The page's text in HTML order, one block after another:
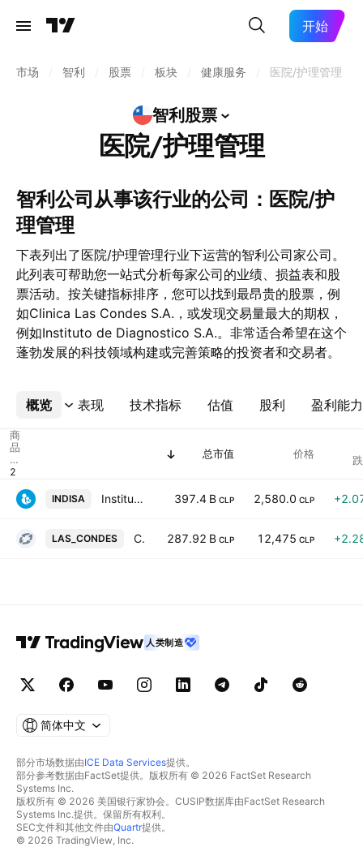
开始
市场 智利 股票 板块 健康服务 医院/护理管理
智利股票
医院/护理管理
智利公司从事该行业的公司：医院/护
理管理
下表列出了医院/护理管理行业下运营的智利公司家公司。
此列表可帮助您一站式分析每家公司的业绩、损益表和股
票活动。按关键指标排序，您可以找到最昂贵的股票，例
如Clinica Las Condes S.A.，或发现交易量最大的期权，
例如Instituto de Diagnostico S.A.。非常适合希望在这个
蓬勃发展的科技领域构建或完善策略的投资者和交易者。
概览 表现 技术指标 估值 股利 盈利能力
更多
商
品
代
码
总市值 价格
INDISA Instituto de Diagnostico S.A. 397.4 B CLP 2,580.0 CLP
LAS_CONDES Clinica Las Condes S.A. 287.92 B CLP 12,475 CLP
人类制造
简体中文
部分市场数据由ICE Data Services提供。
部分参考数据由FactSet提供。版权所有 © 2026 FactSet Research
Systems Inc.
版权所有 © 2026 美国银行家协会。CUSIP数据库由FactSet Research
Systems Inc.提供。保留所有权利。
SEC文件和其他文件由Quartr提供。
© 2026 TradingView, Inc.